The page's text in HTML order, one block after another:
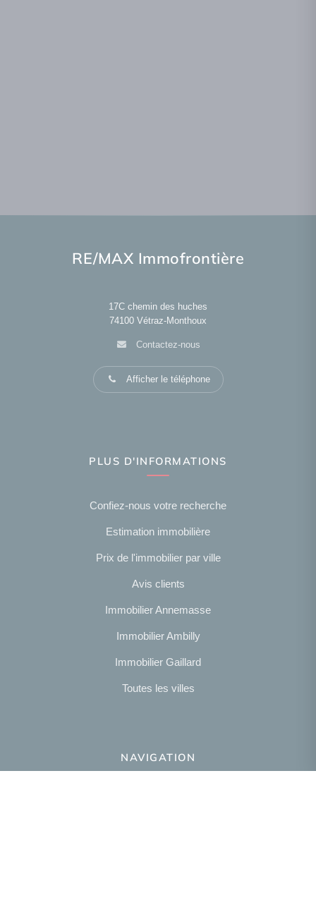
RE/MAX Immofrontière
17C chemin des huches
74100 Vétraz-Monthoux
Contactez-nous
Afficher le téléphone
PLUS D'INFORMATIONS
Confiez-nous votre recherche
Estimation immobilière
Prix de l'immobilier par ville
Avis clients
Immobilier Annemasse
Immobilier Ambilly
Immobilier Gaillard
Toutes les villes
NAVIGATION